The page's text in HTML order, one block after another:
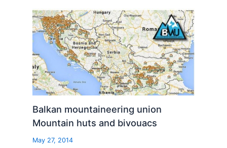
Balkan mountaineering union
Mountain huts and bivouacs
May 27, 2014